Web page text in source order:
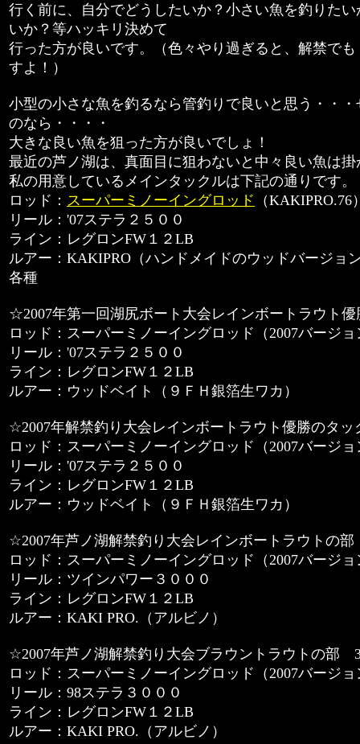
行く前に、自分でどうしたいか？小さい魚を釣りた
いか？等ハッキリ決めて
行った方が良いです。（色々やり過ぎると、解禁で
すよ！）
小型の小さな魚を釣るなら管釣りで良いと思う・・
のなら・・・・
大きな良い魚を狙った方が良いでしょ！
最近の芦ノ湖は、真面目に狙わないと中々良い魚は
私の用意しているメインタックルは下記の通りです。
ロッド： スーパーミノーイングロッド （KAKIPRO.76
リール：'07ステラ２５００
ライン：レグロンFW１２LB
ルアー：KAKIPRO（ハンドメイドのウッドバージョ
各種
☆2007年第一回湖尻ボート大会レインボートラウト優
ロッド：スーパーミノーイングロッド（2007バージ
リール：'07ステラ２５００
ライン：レグロンFW１２LB
ルアー：ウッドベイト（９ＦＨ銀箔生ワカ）
☆2007年解禁釣り大会レインボートラウト優勝のタ
ロッド：スーパーミノーイングロッド（2007バージ
リール：'07ステラ２５００
ライン：レグロンFW１２LB
ルアー：ウッドベイト（９ＦＨ銀箔生ワカ）
☆2007年芦ノ湖解禁釣り大会レインボートラウトの
ロッド：スーパーミノーイングロッド（2007バージ
リール：ツインパワー３０００
ライン：レグロンFW１２LB
ルアー：KAKI PRO.（アルビノ）
☆2007年芦ノ湖解禁釣り大会ブラウントラウトの部
ロッド：スーパーミノーイングロッド（2007バージ
リール：98ステラ３０００
ライン：レグロンFW１２LB
ルアー：KAKI PRO.（アルビノ）